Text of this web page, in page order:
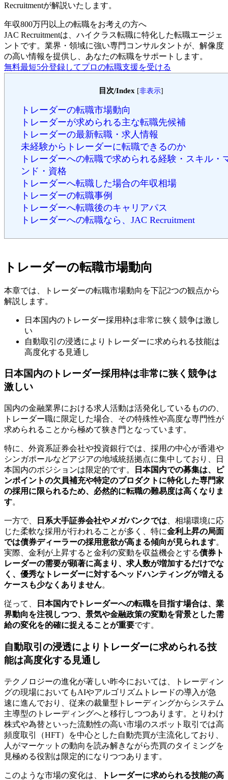
Recruitmentが解説いたします。
年収800万円以上の転職をお考えの方へ
JAC Recruitmentは、ハイクラス転職に特化した転職エージェ
ントです。 業界・領域に強い専門コンサルタントが、解像度
の高い情報を提供し、あなたの転職をサポートします。
無料最短5分登録してプロの転職支援を受ける
目次/Index [非表示]
トレーダーの転職市場動向
トレーダーが求められる主な転職先候補
トレーダーの最新転職・求人情報
未経験からトレーダーに転職できるのか
トレーダーへの転職で求められる経験・スキル・
ンド・資格
トレーダーへ転職した場合の年収相場
トレーダーの転職事例
トレーダーへ転職後のキャリアパス
トレーダーへの転職なら、JAC Recruitment
トレーダーの転職市場動向
本章では、トレーダーの転職市場動向を下記2つの観点から
解説します。
日本国内のトレーダー採用枠は非常に狭く競争は激し
い
自動取引の浸透によりトレーダーに求められる技能は
高度化する見通し
日本国内のトレーダー採用枠は非常に狭く競争は
激しい
国内の金融業界における求人活動は活発化しているものの、
トレーダー職に限定した場合、その特殊性や高度な専門性が
求められることから極めて狭き門となっています。
特に、外資系証券会社や投資銀行では、採用の中心が香港や
シンガポールなどアジアの地域統括拠点に集中しており、日
本国内のポジションは限定的です。
日本国内での募集は、ピ
ンポイントの欠員補充や特定のプロダクトに特化した専門家
の採用に限られるため、必然的に転職の難易度は高くなりま
す。
一方で、 日系大手証券会社やメガバンクでは 、相場環境に応
じた柔軟な採用が行われることが多く、特に金利上昇の局面
では債券ディーラーの採用意欲が高まる傾向が見られます。
実際、金利が上昇すると金利の変動を収益機会とする債券ト
レーダーの需要が顕著に高まり、求人数が増加するだけでな
く、優秀なトレーダーに対するヘッドハンティングが増える
ケースも少なくありません。
従って、
日本国内でトレーダーへの転職を目指す場合は、業
界動向を注視しつつ、景気や金融政策の変動を背景とした需
給の変化を的確に捉えることが重要です。
自動取引の浸透によりトレーダーに求められる技
能は高度化する見通し
テクノロジーの進化が著しい昨今においては、トレーディン
グの現場においてもAIやアルゴリズムトレードの導入が急
速に進んでおり、従来の裁量型トレーディングからシステム
主導型のトレーディングへと移行しつつあります。とりわけ
株式や為替といった流動性の高い市場のスポット取引では高
頻度取引（HFT）を中心とした自動売買が主流化しており、
人がマーケットの動向を読み解きながら売買のタイミングを
見極める役割は限定的になりつつあります。
このような市場の変化は、
トレーダーに求められる技能の高